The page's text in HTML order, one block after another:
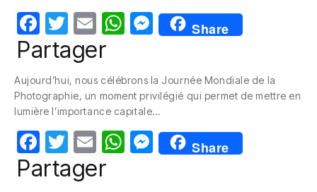
F
a
e
b
o
o
k
T
w
itt
er
E
m
W
s
A
p
p
M
e
e
n
g
er
Share
Partager
Aujourd’hui, nous célébrons la Journée Mondiale de la
Photographie, un moment privilégié qui permet de mettre en
lumière l’importance capitale…
F
a
T
w
E
m
W M
e
Share
Partager